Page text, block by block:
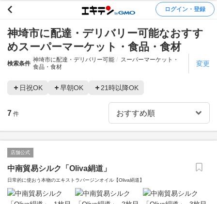
ログイン・登録
神埼市に配達・デリバリー可能なおすす
めスーパーマーケット・食品・食材
検索条件
神埼市に配達・デリバリー可能
スーパーマーケット・
食品・食材
変更
日祝OK 早朝OK 21時以降OK
7 件
店舗公式
中南貿易シルク「Oliva絹道」
日常的に使おう本物のエキストラバージンオイル【Oliva絹道】